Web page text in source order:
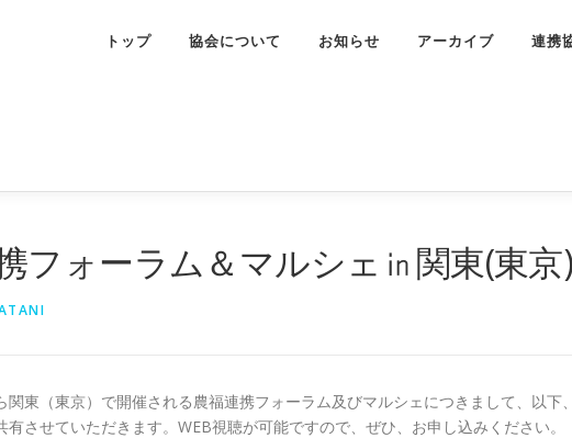
トップ 協会について お知らせ アーカイブ 連携
ォーラム＆マルシェ㏌関東(東京)
東（東京）で開催される農福連携フォーラム及びマルシェにつきまして、以下、
させていただきます。WEB視聴が可能ですので、ぜひ、お申し込みください。